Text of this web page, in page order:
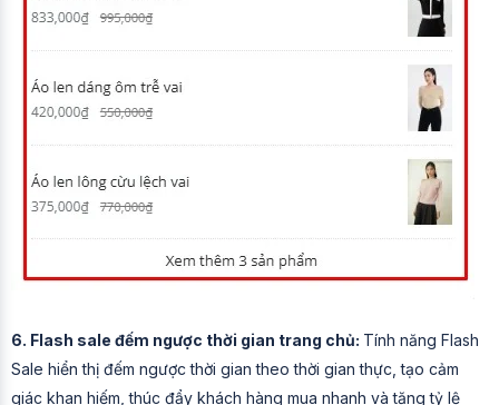
6. Flash sale đếm ngược thời gian trang chủ: Tính năng Flash
Sale hiển thị đếm ngược thời gian theo thời gian thực, tạo cảm
giác khan hiếm, thúc đẩy khách hàng mua nhanh và tăng tỷ lệ